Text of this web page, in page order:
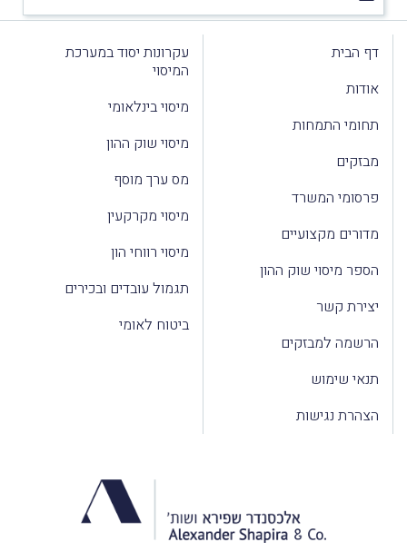
דף הבית
אודות
תחומי התמחות
מבזקים
פרסומי המשרד
מדורים מקצועיים
הספר מיסוי שוק ההון
יצירת קשר
הרשמה למבזקים
תנאי שימוש
הצהרת נגישות
עקרונות יסוד במערכת
המיסוי
מיסוי בינלאומי
מיסוי שוק ההון
מס ערך מוסף
מיסוי מקרקעין
מיסוי רווחי הון
תגמול עובדים ובכירים
ביטוח לאומי